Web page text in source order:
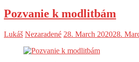
Pozvanie k modlitbám
Lukáš Nezaradené 28. March 202028.